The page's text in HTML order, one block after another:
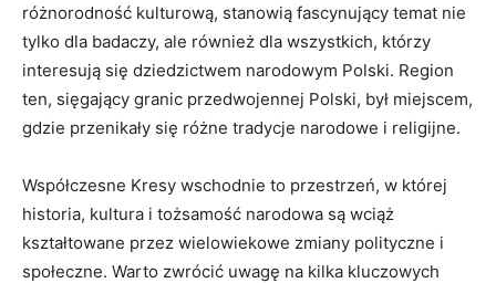
różnorodność kulturową, stanowią fascynujący temat nie
tylko dla badaczy, ale również dla wszystkich, którzy
interesują się dziedzictwem narodowym Polski. Region
ten, sięgający granic przedwojennej Polski, był miejscem,
gdzie przenikały się różne tradycje narodowe i religijne.
Współczesne Kresy wschodnie to przestrzeń, w której
historia, kultura i tożsamość narodowa są wciąż
kształtowane przez wielowiekowe zmiany polityczne i
społeczne. Warto zwrócić uwagę na kilka kluczowych